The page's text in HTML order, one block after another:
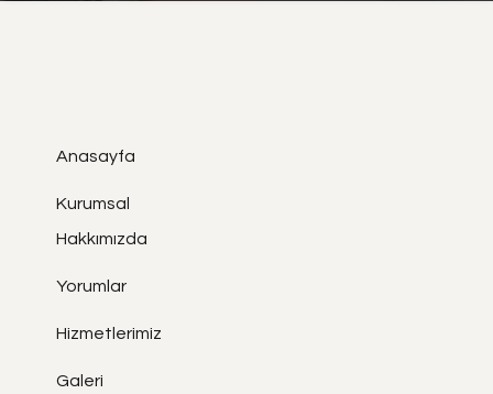
Anasayfa
Kurumsal
Hakkımızda
Yorumlar
Hizmetlerimiz
Galeri